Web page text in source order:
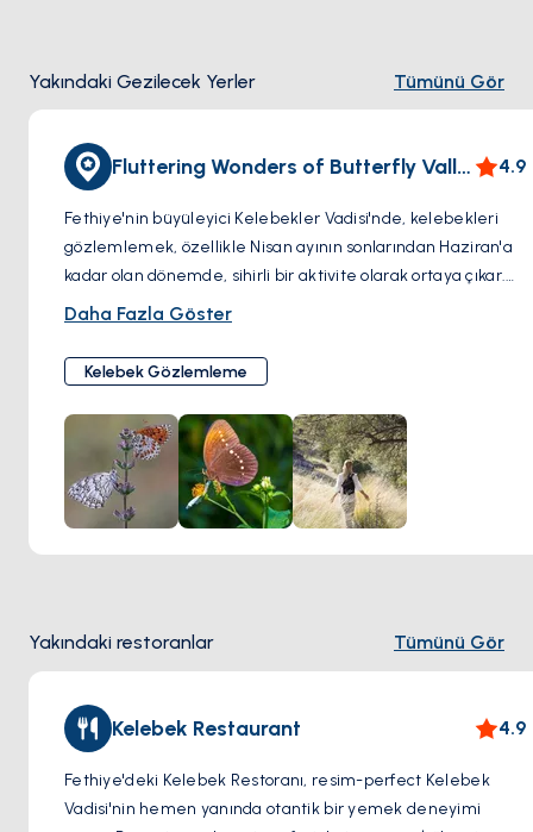
Yakındaki Gezilecek Yerler Tümünü Gör
Fluttering Wonders of Butterfly Valley 4.9
Fethiye'nin büyüleyici Kelebekler Vadisi'nde, kelebekleri
gözlemlemek, özellikle Nisan ayının sonlarından Haziran'a
kadar olan dönemde, sihirli bir aktivite olarak ortaya çıkar.
Bu sakin vadi, nadir Jersey Tiger da dahil olmak üzere
yaratıklar için renkli bir sığınak haline gelir. Ziyaretçiler,
vadinin doğal ihtişamı içinde çeşitli kelebek türlerini
keşfederken, yeşil bitki örtüsünü keşfedebilirler. Bu
deneyim, sadece çeşitli türleri keşfetmenin sevincini değil,
aynı zamanda vadideki benzersiz ekosistemin tamamen
açığa çıkmasına tanıklık etme fırsatını da sunar.
Daha Fazla Göster
Kelebek Gözlemleme
Yakındaki restoranlar Tümünü Gör
Kelebek Restaurant 4.9
Fethiye'deki Kelebek Restoranı, resim-perfect Kelebek
Vadisi'nin hemen yanında otantik bir yemek deneyimi